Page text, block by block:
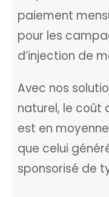
paiement
pour les
d’injection de
Avec nos
naturel, le coût
est en
que celui
sponsorisé de